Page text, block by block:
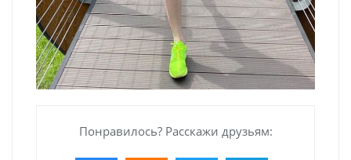
Понравилось? Расскажи друзьям: